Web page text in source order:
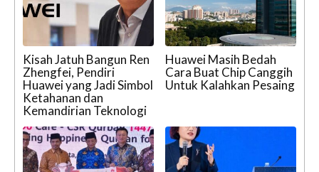
Kisah Jatuh Bangun Ren
Zhengfei, Pendiri
Huawei yang Jadi Simbol
Ketahanan dan
Kemandirian Teknologi
Huawei Masih Bedah
Cara Buat Chip Canggih
Untuk Kalahkan Pesaing